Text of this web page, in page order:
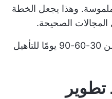
وهذا يجعل الخطة
المجالات الصحيحة.
كيفية إنشاء خطة من 30-60-90 يومًا للتأهيل